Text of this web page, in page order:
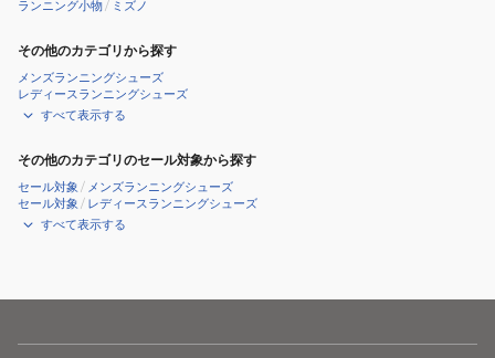
ランニング小物/ ミズノ
その他のカテゴリから探す
メンズランニングシューズ
レディースランニングシューズ
すべて表示する
その他のカテゴリのセール対象から探す
セール対象 / メンズランニングシューズ
セール対象 / レディースランニングシューズ
すべて表示する